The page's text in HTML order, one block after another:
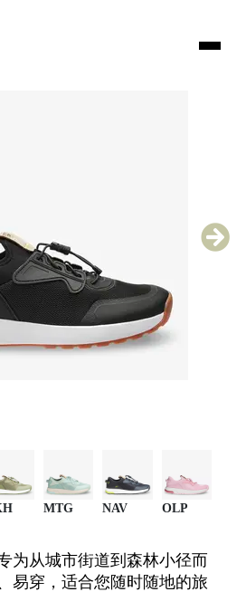
下
一
MTG NAV OLP
为从城市街道到森林小径而
易穿，适合您随时随地的旅